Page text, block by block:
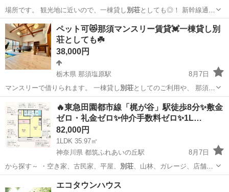
場所です。 観光地に近いので、一棟貸し 別荘としても◎！ 新幹線通勤
も便利な那須…
栃木 那須塩原市 那須塩原駅 マンスリーマンション
無料
ペット可😻那須マンスリー賃貸💓一棟貸し別
荘としても☘️
38,000円
栃木県 那須塩原駅
8月7日
マンスリーで借りられます。 一棟貸し 別荘としてのご利用や、 那須塩
原などへの移…
栃木 那須塩原市 那須塩原駅 マンスリーマンション
戸建
🔥東急田園都市線「梶が谷」駅徒歩8分✨敷金
ゼロ・礼金ゼロ✨仲介手数料ゼロ✨1L…
82,000円
1LDK 35.97㎡
神奈川県 都筑ふれあいの丘駅
8月7日
から探す～ ・空き家、古民家、平屋、 別荘、山林、ガレージ、店舗、
田舎暮らし、居…
都筑ふれあいの丘駅
エコタウンハウス